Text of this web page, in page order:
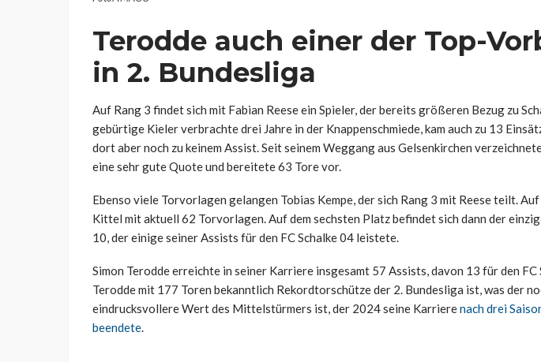
Terodde auch einer der Top-
in 2. Bundesliga
Auf Rang 3 findet sich mit Fabian Reese ein Spieler, der bereits größeren Bezug zu
gebürtige Kieler verbrachte drei Jahre in der Knappenschmiede, kam auch zu 13
dort aber noch zu keinem Assist. Seit seinem Weggang aus Gelsenkirchen
eine sehr gute Quote und bereitete 63 Tore vor.
Ebenso viele Torvorlagen gelangen Tobias Kempe, der sich Rang 3 mit Reese teilt.
Kittel mit aktuell 62 Torvorlagen. Auf dem sechsten Platz befindet sich dann der
10, der einige seiner Assists für den FC Schalke 04 leistete.
Simon Terodde erreichte in seiner Karriere insgesamt 57 Assists, davon 13 für den FC
Terodde mit 177 Toren bekanntlich Rekordtorschütze der 2. Bundesliga ist, was der
eindrucksvollere Wert des Mittelstürmers ist, der 2024 seine Karrierenach drei
beendete.